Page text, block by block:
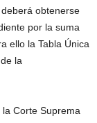
obtenerse
por la suma
ello la Tabla Única
la
Corte Suprema